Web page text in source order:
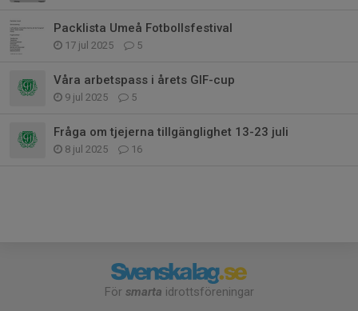
Packlista Umeå Fotbollsfestival
17 jul 2025 5
Våra arbetspass i årets GIF-cup
9 jul 2025 5
Fråga om tjejerna tillgänglighet 13-23 juli
8 jul 2025 16
För smarta idrottsföreningar